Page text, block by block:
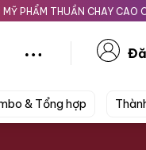
THUẦN CHAY CAO CẤP
& Tổng hợp